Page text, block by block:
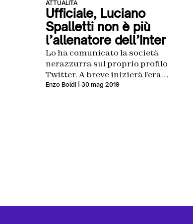
ATTUALITÀ
Ufficiale, Luciano
Spalletti non è più
l’allenatore dell’Inter
Lo ha comunicato la società
nerazzurra sul proprio profilo
Twitter. A breve inizierà l’era
Conte
Enzo Boldi | 30 mag 2019